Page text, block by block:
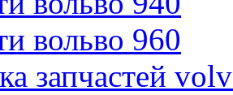
вольво 960
запчастей